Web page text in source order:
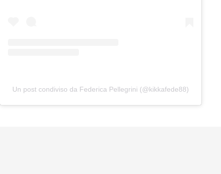
Un post condiviso da Federica Pellegrini (@kikkafede88)